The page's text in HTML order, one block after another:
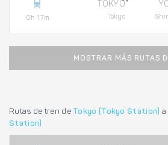
0h 17m
TOKYO
Tokyo
MOSTRAR MÁS RUTAS
Rutas de tren de Tokyo (Tokyo Station) a
Station)